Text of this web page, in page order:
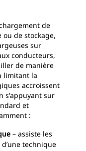
de
de stockage,
sur
conducteurs,
de manière
limitant la
accroissent
s'appuyant sur
et
:
– assiste les
technique